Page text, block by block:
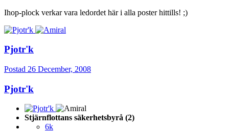
Ihop-plock verkar vara ledordet här i alla poster hittills! ;)
Pjotr'k
Postad 26 December, 2008
Pjotr'k
Stjärnflottans säkerhetsbyrå (2)
6k